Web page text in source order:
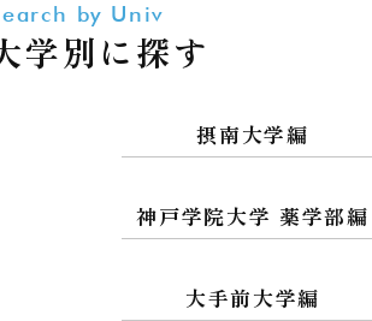
by Univ
学別に探す
摂南大学編
神戸学院大学 薬学部編
大手前大学編